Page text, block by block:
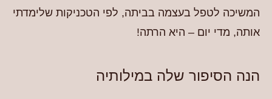
המשיכה לטפל בעצמה בביתה, לפי הטכניקות שלימדתי
אותה, מדי יום – היא הרתה!
הנה הסיפור שלה במילותיה